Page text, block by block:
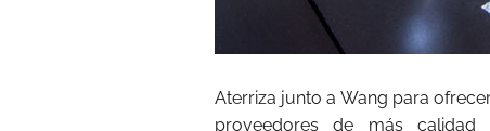
Aterriza junto a Wang para
proveedores de más